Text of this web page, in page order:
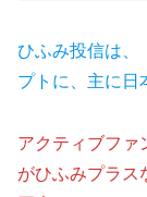
ひふみ投信は、
プトに、主に日
アクティブファ
がひふみプラス